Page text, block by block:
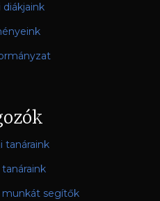
diákjaink
tanáraink
segítők